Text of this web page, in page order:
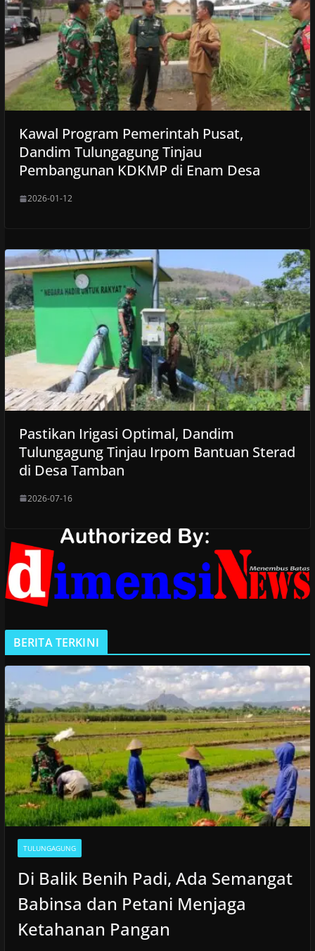
Kawal Program Pemerintah Pusat,
Dandim Tulungagung Tinjau
Pembangunan KDKMP di Enam Desa
2026-01-12
Pastikan Irigasi Optimal, Dandim
Tulungagung Tinjau Irpom Bantuan Sterad
di Desa Tamban
2026-07-16
BERITA TERKINI
TULUNGAGUNG
Di Balik Benih Padi, Ada Semangat
Babinsa dan Petani Menjaga
Ketahanan Pangan